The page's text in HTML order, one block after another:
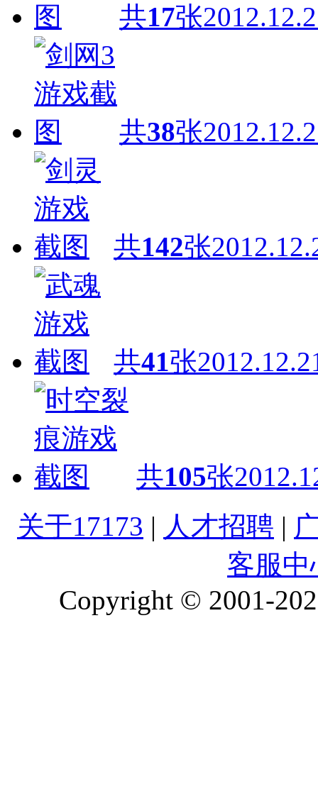
共17张
共38张
共142张
共41张
共105张
关于17173 | 人才招聘 |
客服中
Copyright © 2001-